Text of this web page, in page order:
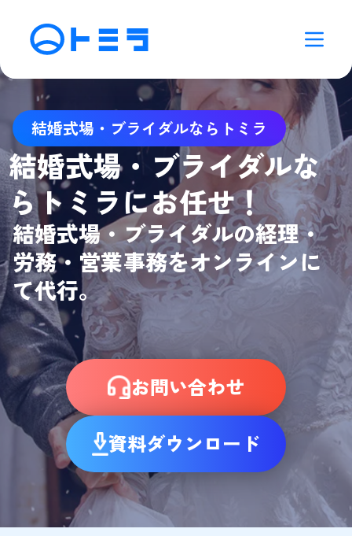
結婚式場・ブライダルならトミラ
結婚式場・ブライダルな
らトミラにお任せ！
結婚式場・ブライダルの経理・
労務・営業事務をオンラインに
て代行。
お問い合わせ
資料ダウンロード